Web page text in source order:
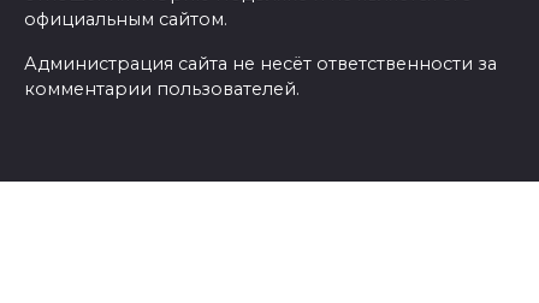
официальным сайтом.
Администрация сайта не несёт ответственности за
комментарии пользователей.